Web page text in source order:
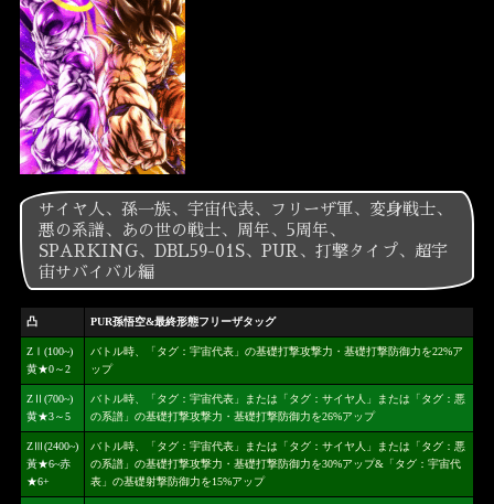
サイヤ人、孫一族、宇宙代表、フリーザ軍、変身戦士、
悪の系譜、あの世の戦士、周年、5周年、
SPARKING、DBL59-01S、PUR、打撃タイプ、超宇
宙サバイバル編
凸 PUR孫悟空&最終形態フリーザタッグ
ZⅠ(100~)
黄★0～2
バトル時、「タグ：宇宙代表」の基礎打撃攻撃力・基礎打撃防御力を22%ア
ップ
ZⅡ(700~)
黄★3～5
バトル時、「タグ：宇宙代表」または「タグ：サイヤ人」または「タグ：悪
の系譜」の基礎打撃攻撃力・基礎打撃防御力を26%アップ
ZⅢ(2400~)
黃★6~赤
★6+
バトル時、「タグ：宇宙代表」または「タグ：サイヤ人」または「タグ：悪
の系譜」の基礎打撃攻撃力・基礎打撃防御力を30%アップ&「タグ：宇宙代
表」の基礎射撃防御力を15%アップ